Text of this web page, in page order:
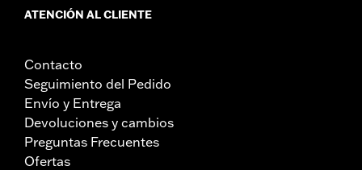
ATENCIÓN AL CLIENTE
Contacto
Seguimiento del Pedido
Envío y Entrega
Devoluciones y cambios
Preguntas Frecuentes
Ofertas